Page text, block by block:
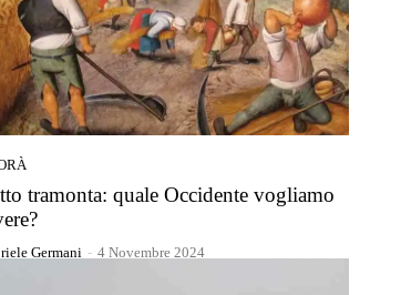
tramonta: quale Occidente vogliamo
Germani - 4 Novembre 2024